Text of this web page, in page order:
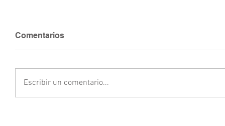
Comentarios
Escribir un comentario...